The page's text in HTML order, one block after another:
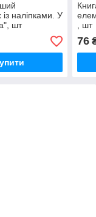
із наліпками. У
шт
, шт
76